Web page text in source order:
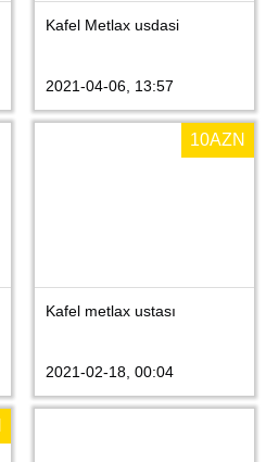
Kafel Metlax usdasi
2021-04-06, 13:57
10AZN
Kafel metlax ustası
2021-02-18, 00:04